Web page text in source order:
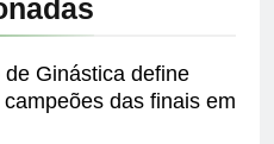
de Ginástica define
das finais em